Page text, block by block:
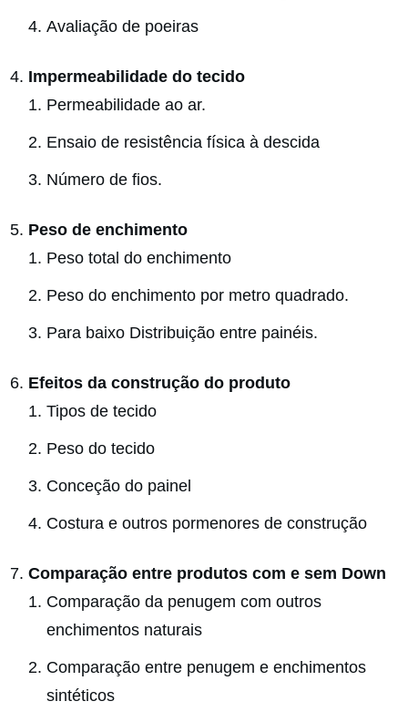
Avaliação de poeiras
Impermeabilidade do tecido
Permeabilidade ao ar.
Ensaio de resistência física à descida
Número de fios.
Peso de enchimento
Peso total do enchimento
Peso do enchimento por metro quadrado.
Para baixo Distribuição entre painéis.
Efeitos da construção do produto
Tipos de tecido
Peso do tecido
Conceção do painel
Costura e outros pormenores de construção
Comparação entre produtos com e sem Down
Comparação da penugem com outros
enchimentos naturais
Comparação entre penugem e enchimentos
sintéticos